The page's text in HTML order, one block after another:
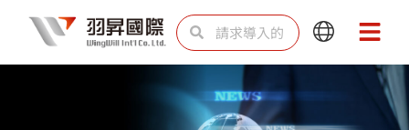
内
SearchSearch
Main
Menu
Main
Menu